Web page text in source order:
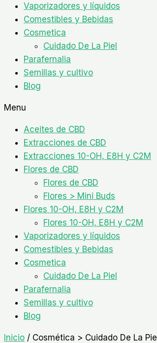
Vaporizadores y líquidos
Comestibles y Bebidas
Cosmetica
Cuidado De La Piel
Parafernalia
Semillas y cultivo
Blog
Menu
Aceites de CBD
Extracciones de CBD
Extracciones 10-OH, E8H y C2M
Flores de CBD
Flores de CBD
Flores > Mini Buds
Flores 10-OH, E8H y C2M
Flores 10-OH, E8H y C2M
Vaporizadores y líquidos
Comestibles y Bebidas
Cosmetica
Cuidado De La Piel
Parafernalia
Semillas y cultivo
Blog
Inicio / Cosmética > Cuidado De La Piel